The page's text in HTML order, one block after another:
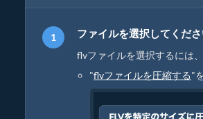
ファイルを選択してくださ
flvファイルを選択するには
"flvファイルを圧縮する"